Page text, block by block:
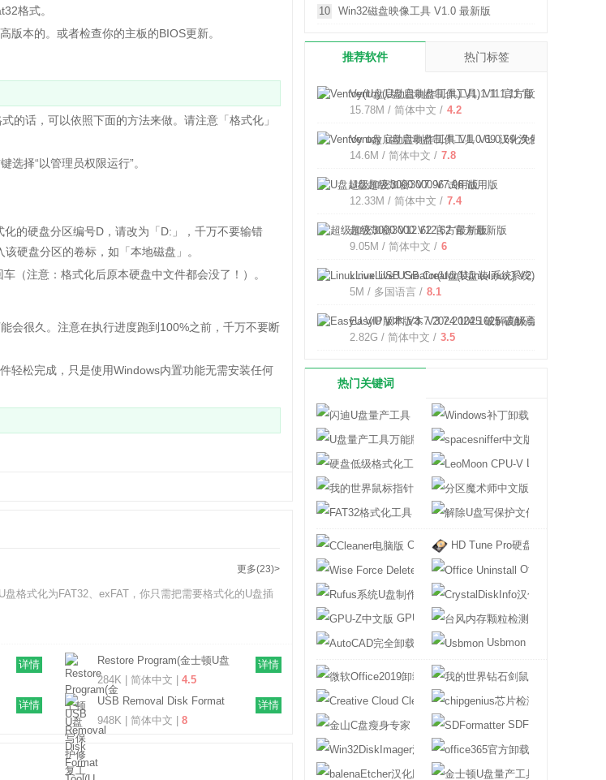
格式。
本的。或者检查你的主板的BIOS更新。
话，可以依照下面的方法来做。请注意「格式化」
择“以管理员权限运行”。
的硬盘分区编号D，请改为「D:」，千万不要输错
硬盘分区的卷标，如「本地磁盘」。
注意：格式化后原本硬盘中文件都会没了！）。
很久。注意在执行进度跑到100%之前，千万不要断
松完成，只是使用Windows内置功能无需安装任何
更多(23)>
格式化为FAT32、exFAT，你只需把需要格式化的U盘插
详情
Restore Program(金士顿U盘
写保护修复工具) V3.7.0.0 中
文版
284K | 简体中文 |4.5
详情
详情
USB Removal Disk Format
Tool(U盘格式化修复工具)
V1.0.3.0 最新版
948K | 简体中文 |8
详情
10 Win32磁盘映像工具 V1.0 最新版
推荐软件 热门标签
Ventoy(U盘启动盘制作工具) V1.1.11 官方版
15.78M / 简体中文 / 4.2
Ventoy u盘启动盘制作工具 V1.0.69 汉化免费版
14.6M / 简体中文 / 7.8
U盘超级加密3000 V7.96 试用版
12.33M / 简体中文 / 7.4
超级加密3000 V12.62 官方最新版
9.05M / 简体中文 / 6
LinuxLive USB Creator(U盘装linux系统) V2.9.3 多语
5M / 多国语言 / 8.1
EasyU VIP版本 V3.7.2024.1025 破解高级会员无广告
2.82G / 简体中文 / 3.5
热门关键词
闪迪U盘量产工具
U盘量产工具万能版
硬盘低级格式化工具
LeoMoon CPU-V
我的世界鼠标指针
FAT32格式化工具
CCleaner电脑版HD Tune Pro硬盘检测工具中文版
Wise Force Deleter
Office Uninstall
Rufus系统U盘制作软件
GPU-Z中文版
AutoCAD完全卸载删除工具
Usbmon
微软Office2019卸载工具
Creative Cloud Cleaner Tool
金山C盘瘦身专家
SDFormatter
Win32DiskImager汉化版
balenaEtcher汉化版